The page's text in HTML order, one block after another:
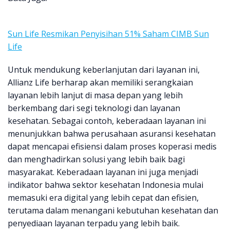
Sun Life Resmikan Penyisihan 51% Saham CIMB Sun
Life
Untuk mendukung keberlanjutan dari layanan ini,
Allianz Life berharap akan memiliki serangkaian
layanan lebih lanjut di masa depan yang lebih
berkembang dari segi teknologi dan layanan
kesehatan. Sebagai contoh, keberadaan layanan ini
menunjukkan bahwa perusahaan asuransi kesehatan
dapat mencapai efisiensi dalam proses koperasi medis
dan menghadirkan solusi yang lebih baik bagi
masyarakat. Keberadaan layanan ini juga menjadi
indikator bahwa sektor kesehatan Indonesia mulai
memasuki era digital yang lebih cepat dan efisien,
terutama dalam menangani kebutuhan kesehatan dan
penyediaan layanan terpadu yang lebih baik.